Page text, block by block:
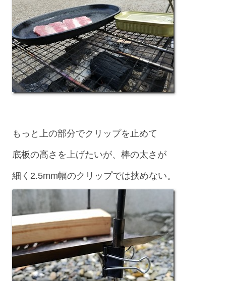
もっと上の部分でクリップを止めて
底板の高さを上げたいが、棒の太さが
細く2.5mm幅のクリップでは挟めない。